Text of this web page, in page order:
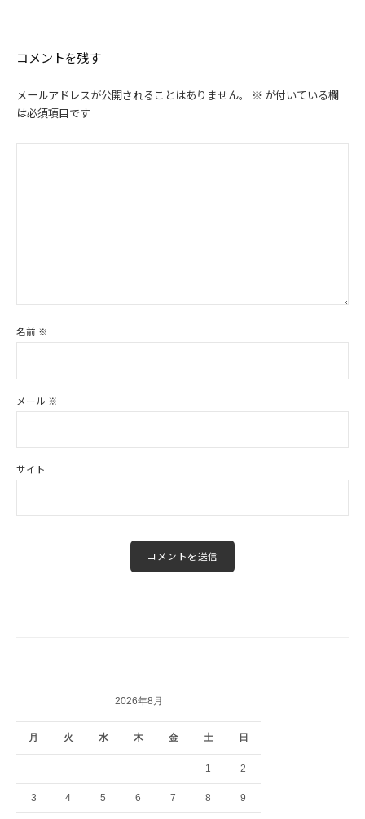
ン
コメントを残す
メールアドレスが公開されることはありません。 ※ が付いている欄
は必須項目です
名前 ※
メール ※
サイト
2026年8月
月 火 水 木 金 土 日
1 2
3 4 5 6 7 8 9